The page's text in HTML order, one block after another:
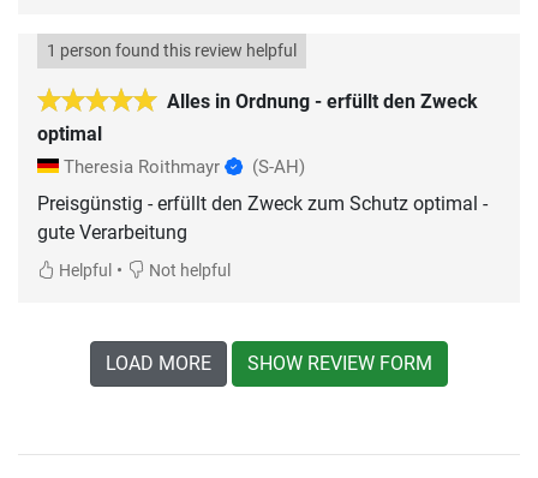
Alles in Ordnung - erfüllt den Zweck
optimal
1 person found this review helpful
Theresia Roithmayr (S-AH)
Preisgünstig - erfüllt den Zweck zum Schutz optimal -
gute Verarbeitung
Helpful • Not helpful
LOAD MORE SHOW REVIEW FORM